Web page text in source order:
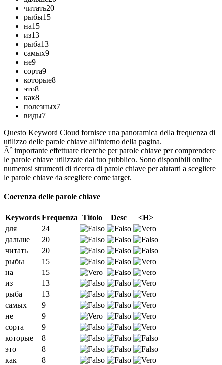
читать20
рыбы15
на15
из13
рыба13
самых9
не9
сорта9
которые8
это8
как8
полезных7
виды7
Questo Keyword Cloud fornisce una panoramica della frequenza di
utilizzo delle parole chiave all'interno della pagina.
Ãˆ importante effettuare ricerche per parole chiave per comprendere
le parole chiave utilizzate dal tuo pubblico. Sono disponibili online
numerosi strumenti di ricerca di parole chiave per aiutarti a scegliere
le parole chiave da scegliere come target.
Coerenza delle parole chiave
Keywords Frequenza Titolo Desc
<H>
для
24
дальше
20
читать
20
рыбы
15
на
15
из
13
рыба
13
самых
9
не
9
сорта
9
которые
8
это
8
как
8